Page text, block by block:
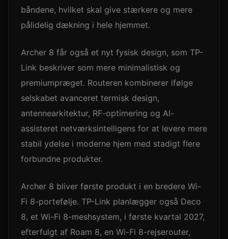
båndene, hvilket skal give stærkere og mere
pålidelig dækning i hele hjemmet.
Archer 8 får også et nyt fysisk design, som TP-
Link beskriver som mere minimalistisk og
premiumpræget. Routeren kombinerer ifølge
selskabet avanceret termisk design,
antennearkitektur, RF-optimering og AI-
assisteret netværksintelligens for at levere mere
stabil ydelse i moderne hjem med stadigt flere
forbundne produkter.
Archer 8 bliver første produkt i en bredere Wi-
Fi 8-portefølje. TP-Link planlægger også Deco
8, et Wi-Fi 8-meshsystem, i første kvartal 2027,
efterfulgt af Roam 8, en Wi-Fi 8-rejserouter,